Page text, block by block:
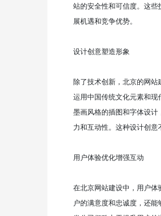
站的安全性和可信度。这
展机遇和竞争优势。
设计创意塑造形象
除了技术创新，北京的网
运用中国传统文化元素和
墨画风格的插图和字体设
力和互动性。这种设计创意
用户体验优化增强互动
在北京网站建设中，用户
户的满意度和忠诚度，还